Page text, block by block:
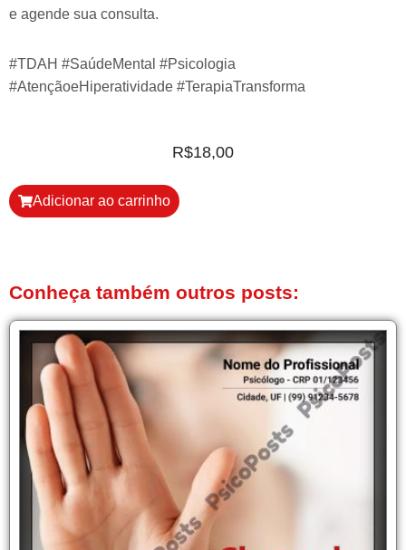
e agende sua consulta.
#TDAH #SaúdeMental #Psicologia
#AtençãoeHiperatividade #TerapiaTransforma
R$18,00
Adicionar ao carrinho
Conheça também outros posts: